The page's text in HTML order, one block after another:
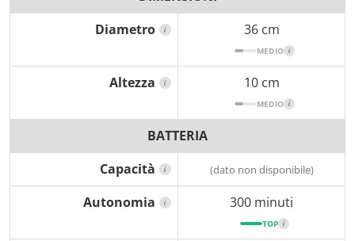
Diametro
i 36 cm
MEDIO i
Altezza i 10 cm
MEDIO i
BATTERIA
Capacità
i (dato non disponibile)
Autonomia i 300 minuti
TOP i